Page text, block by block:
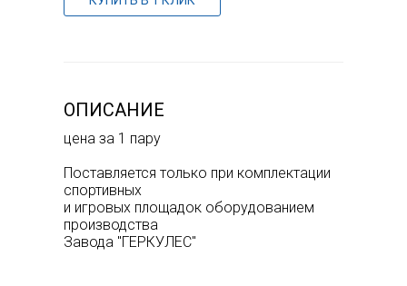
ОПИСАНИЕ
цена за 1 пару
Поставляется только при комплектации
спортивных
и игровых площадок оборудованием
производства
Завода "ГЕРКУЛЕС"